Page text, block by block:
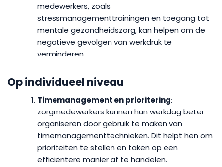
medewerkers, zoals
stressmanagementtrainingen en toegang tot
mentale gezondheidszorg, kan helpen om de
negatieve gevolgen van werkdruk te
verminderen.
Op individueel niveau
Timemanagement en prioritering:
zorgmedewerkers kunnen hun werkdag beter
organiseren door gebruik te maken van
timemanagementtechnieken. Dit helpt hen om
prioriteiten te stellen en taken op een
efficiëntere manier af te handelen.